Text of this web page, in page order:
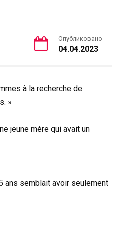
Опубликовано
04.04.2023
à la recherche de
»
jeune mère qui avait un
ans semblait avoir seulement